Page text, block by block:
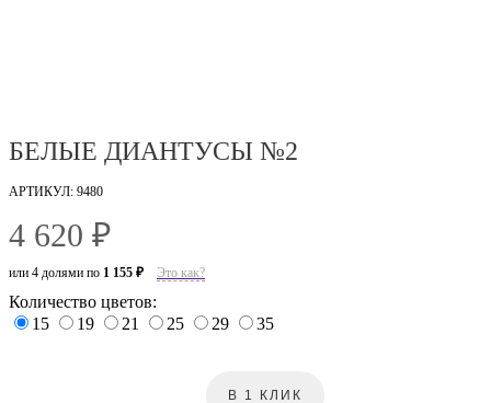
БЕЛЫЕ ДИАНТУСЫ №2
АРТИКУЛ: 9480
4 620 ₽
или 4 долями по 1 155 ₽ Это как?
Количество цветов:
15
19 21 25 29 35
В 1 КЛИК